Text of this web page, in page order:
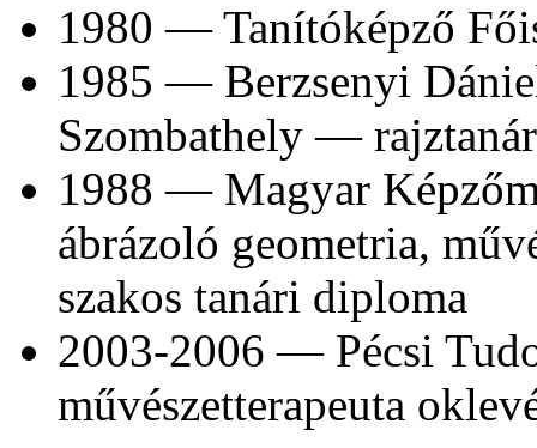
1980 — Tanítóképző
1985 — Berzsenyi
Szombathely —
1988 — Magyar
ábrázoló geometria,
szakos tanári diploma
2003-2006 — Pécsi
művészetterapeuta